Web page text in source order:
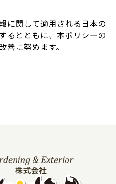
に関して適用される日本の
るとともに、本ポリシーの
善に努めます。